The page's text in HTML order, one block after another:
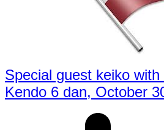
Special guest keiko
Kendo 6 dan, October